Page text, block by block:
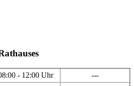
- 12:00 Uhr
---